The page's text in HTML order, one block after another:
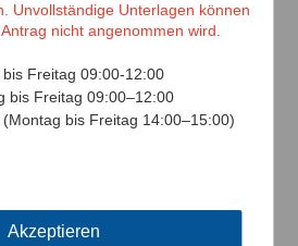
Flusses und seine 18.000
Küstenlinie
Unvollständige Unterlagen können
nicht angenommen wird.
bis Freitag09:00-12:00
bis Freitag09:00–12:00
(Montag bis Freitag 14:00–15:00)
Akzeptieren